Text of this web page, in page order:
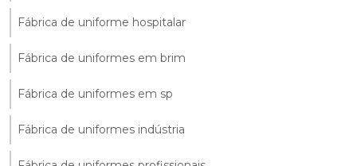
Fábrica de uniforme hospitalar
Fábrica de uniformes em brim
Fábrica de uniformes em sp
Fábrica de uniformes indústria